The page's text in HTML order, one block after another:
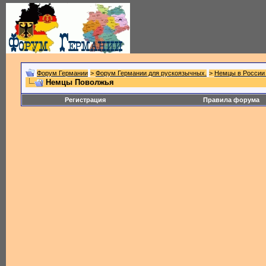
Форум Германии > Форум Германии для рускоязычных. > Немцы в России
Немцы Поволжья
Регистрация Правила форума